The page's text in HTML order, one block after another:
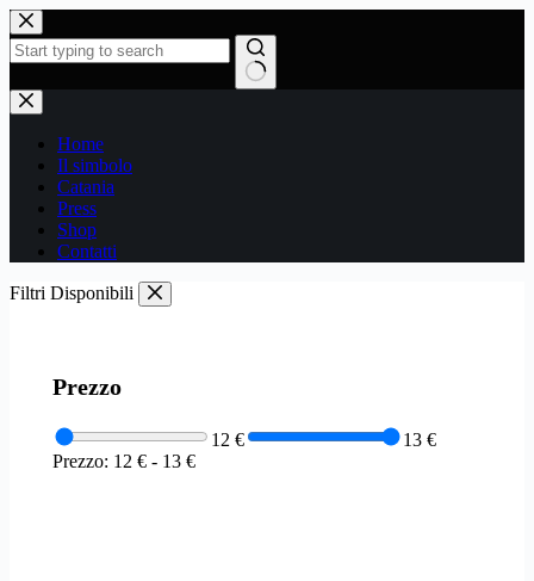
Salta
al
contenuto
Nessun
risultato
Home
Il simbolo
Catania
Press
Shop
Contatti
Filtri Disponibili
Prezzo
12 €
13 €
Prezzo: 12 € - 13 €